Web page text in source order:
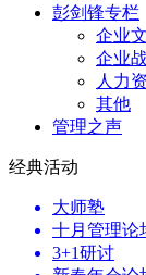
彭剑锋专栏
企业
企业
人力
其他
管理之声
经典活动
大师塾
十月管理论
3+1研讨